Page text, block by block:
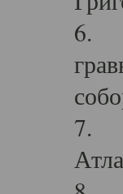
6.
7.